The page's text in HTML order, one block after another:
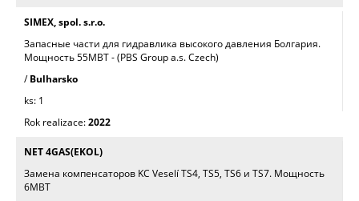
SIMEX, spol. s.r.o.
Запасные части для гидравлика высокого давления Болгария.
Mощность 55МВТ - (PBS Group a.s. Czech)
/Bulharsko
1
2022
NET 4GAS(EKOL)
Замена компенсаторов KC Veselí TS4, TS5, TS6 и TS7. Mощность
6МВТ